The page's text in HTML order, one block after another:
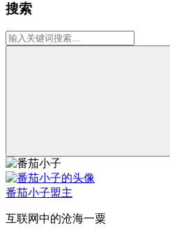
搜索
番茄小子盟主
互联网中的沧海一粟